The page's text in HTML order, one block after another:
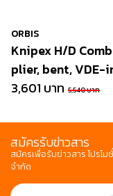
ORBIS
Knipex H/D
plier, bent, VDE-
3,601 บาท 5,540 บาท
สมัครรับข่าวสาร
สมัครเพื่อรับข่าวสาร โปรโ
จำกัด